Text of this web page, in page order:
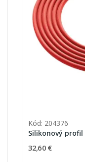
Kód: 204376
Silikonový profil
32,60 €